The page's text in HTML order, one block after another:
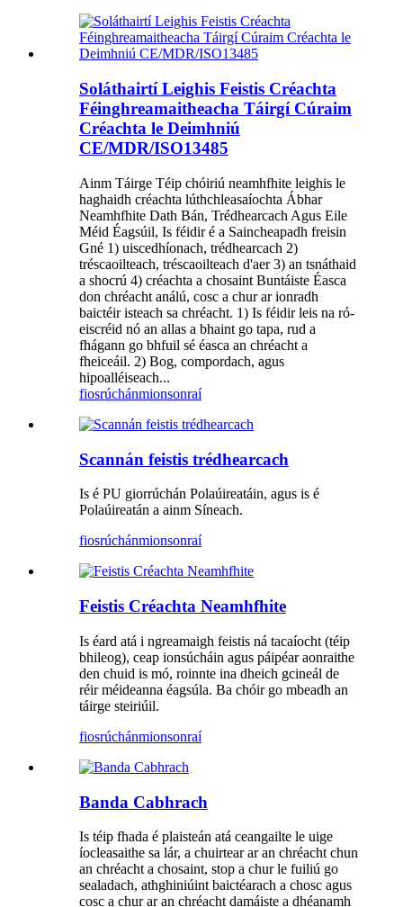
Soláthairtí Leighis Feistis Créachta
Féinghreamaitheacha Táirgí Cúraim
Créachta le Deimhniú
CE/MDR/ISO13485
Ainm Táirge Téip chóiriú neamhfhite leighis le
haghaidh créachta lúthchleasaíochta Ábhar
Neamhfhite Dath Bán, Trédhearcach Agus Eile
Méid Éagsúil, Is féidir é a Saincheapadh freisin
Gné 1) uiscedhíonach, trédhearcach 2)
tréscaoilteach, tréscaoilteach d'aer 3) an tsnáthaid
a shocrú 4) créachta a chosaint Buntáiste Éasca
don chréacht análú, cosc a chur ar ionradh
baictéir isteach sa chréacht. 1) Is féidir leis na ró-
eiscréid nó an allas a bhaint go tapa, rud a
fhágann go bhfuil sé éasca an chréacht a
fheiceáil. 2) Bog, compordach, agus
hipoalléiseach...
fiosrúchánmionsonraí
Scannán feistis trédhearcach
Is é PU giorrúchán Polaúireatáin, agus is é
Polaúireatán a ainm Síneach.
fiosrúchánmionsonraí
Feistis Créachta Neamhfhite
Is éard atá i ngreamaigh feistis ná tacaíocht (téip
bhileog), ceap ionsúcháin agus páipéar aonraithe
den chuid is mó, roinnte ina dheich gcineál de
réir méideanna éagsúla. Ba chóir go mbeadh an
táirge steiriúil.
fiosrúchánmionsonraí
Banda Cabhrach
Is téip fhada é plaisteán atá ceangailte le uige
íocleasaithe sa lár, a chuirtear ar an chréacht chun
an chréacht a chosaint, stop a chur le fuiliú go
sealadach, athghiniúint baictéarach a chosc agus
cosc a chur ar an chréacht damáiste a dhéanamh